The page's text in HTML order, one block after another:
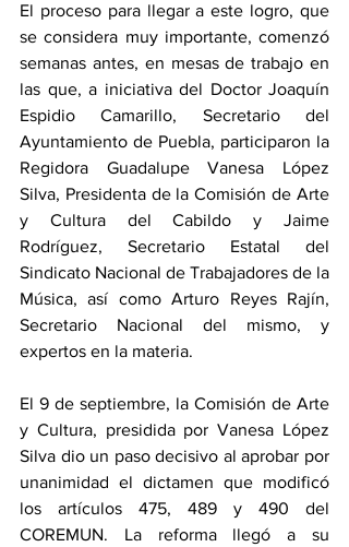
El proceso para llegar a este logro, que
se considera muy importante, comenzó
semanas antes, en mesas de trabajo en
las que, a iniciativa del Doctor Joaquín
Espidio Camarillo, Secretario del
Ayuntamiento de Puebla, participaron la
Regidora Guadalupe Vanesa López
Silva, Presidenta de la Comisión de Arte
y Cultura del Cabildo y Jaime
Rodríguez, Secretario Estatal del
Sindicato Nacional de Trabajadores de la
Música, así como Arturo Reyes Rajín,
Secretario Nacional del mismo, y
expertos en la materia.
El 9 de septiembre, la Comisión de Arte
y Cultura, presidida por Vanesa López
Silva dio un paso decisivo al aprobar por
unanimidad el dictamen que modificó
los artículos 475, 489 y 490 del
COREMUN. La reforma llegó a su